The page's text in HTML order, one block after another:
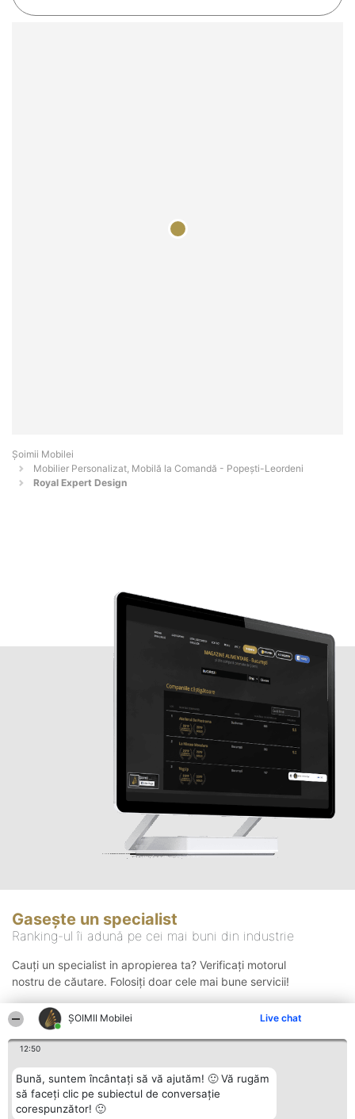
ȘOIMII Mobilei Live chat
12:50
Bună, suntem încântați să vă ajutăm! 🙂 Vă rugăm
să faceți clic pe subiectul de conversație
corespunzător! 🙂
Șoimii Mobilei
Mobilier Personalizat, Mobilă la Comandă - Popeşti-Leordeni
Royal Expert Design
Gasește un specialist
Ranking-ul îi adună pe cei mai buni din industrie
Cauți un specialist in apropierea ta? Verificați motorul
nostru de căutare. Folosiți doar cele mai bune servicii!